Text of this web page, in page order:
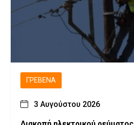
ΓΡΕΒΕΝΆ
3 Αυγούστου 2026